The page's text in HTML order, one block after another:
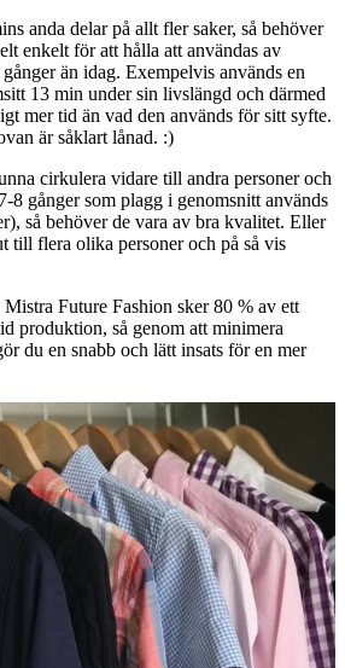
anda delar på allt fler saker, så behöver
enkelt för att hålla att användas av
än idag. Exempelvis används en
13 min under sin livslängd och därmed
mer tid än vad den används för sitt syfte.
är såklart lånad. :)
cirkulera vidare till andra personer och
8 gånger som plagg i genomsnitt används
så behöver de vara av bra kvalitet. Eller
till flera olika personer och på så vis
Future Fashion sker 80 % av ett
produktion, så genom att minimera
du en snabb och lätt insats för en mer